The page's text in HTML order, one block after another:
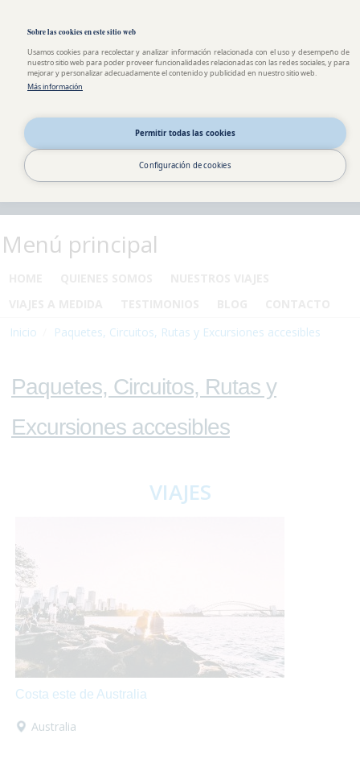
Sobre las cookies en este sitio web
Usamos cookies para recolectar y analizar información relacionada con el uso y desempeño de
nuestro sitio web para poder proveer funcionalidades relacionadas con las redes sociales, y para
mejorar y personalizar adecuadamente el contenido y publicidad en nuestro sitio web.
Más información
Permitir todas las cookies
Configuración de cookies
Menú principal
Inicio
Paquetes, Circuitos, Rutas y Excursiones accesibles
Paquetes, Circuitos, Rutas y
Excursiones accesibles
VIAJES
Costa este de Australia
Australia